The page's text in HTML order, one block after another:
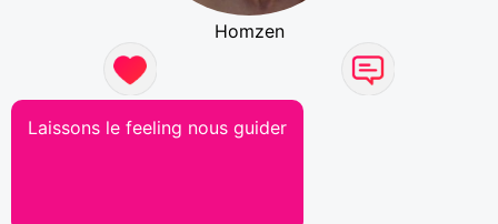
Homzen
Laissons le feeling nous guider